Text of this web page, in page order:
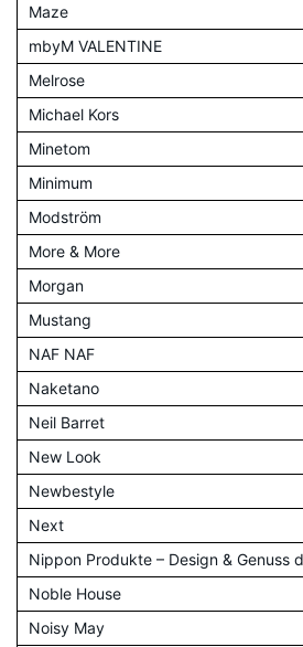
Maze
mbyM VALENTINE
Melrose
Michael Kors
Minetom
Minimum
Modström
More & More
Morgan
Mustang
NAF NAF
Naketano
Neil Barret
New Look
Newbestyle
Next
Nippon Produkte – Design & Genuss
Noble House
Noisy May